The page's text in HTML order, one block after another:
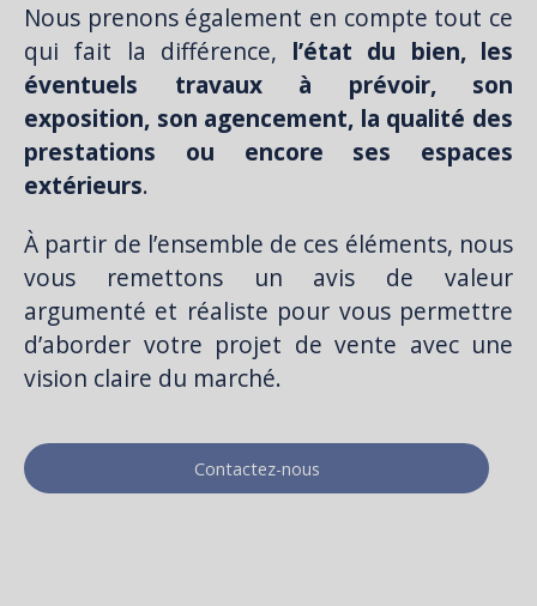
Nous prenons également en compte tout ce
qui fait la différence, l’état du bien, les
éventuels travaux à prévoir, son
exposition, son agencement, la qualité des
prestations ou encore ses espaces
extérieurs.
À partir de l’ensemble de ces éléments, nous
vous remettons un avis de valeur
argumenté et réaliste pour vous permettre
d’aborder votre projet de vente avec une
vision claire du marché.
Contactez-nous